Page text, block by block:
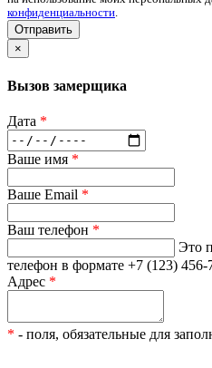
конфиденциальности.
Отправить
×
Вызов замерщика
Дата *
Ваше имя *
Ваше Email *
Ваш телефон *
Это
телефон в формате +7 (123) 456-
Адрес *
* - поля, обязательные для